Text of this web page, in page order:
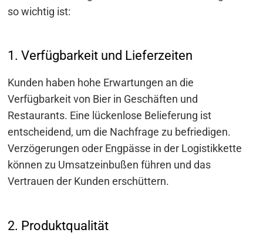
so wichtig ist:
1. Verfügbarkeit und Lieferzeiten
Kunden haben hohe Erwartungen an die
Verfügbarkeit von Bier in Geschäften und
Restaurants. Eine lückenlose Belieferung ist
entscheidend, um die Nachfrage zu befriedigen.
Verzögerungen oder Engpässe in der Logistikkette
können zu Umsatzeinbußen führen und das
Vertrauen der Kunden erschüttern.
2. Produktqualität